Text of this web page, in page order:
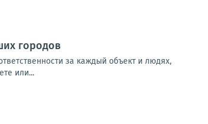
городов
за каждый объект и людях,
или...